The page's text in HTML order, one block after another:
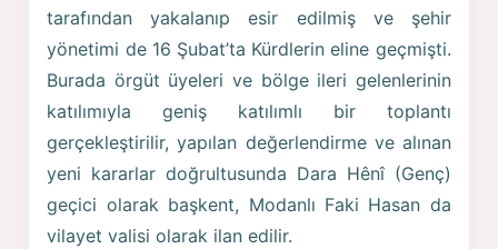
tarafından yakalanıp esir edilmiş ve şehir
yönetimi de 16 Şubat’ta Kürdlerin eline geçmişti.
Burada örgüt üyeleri ve bölge ileri gelenlerinin
katılımıyla geniş katılımlı bir toplantı
gerçekleştirilir, yapılan değerlendirme ve alınan
yeni kararlar doğrultusunda Dara Hênî (Genç)
geçici olarak başkent, Modanlı Faki Hasan da
vilayet valisi olarak ilan edilir.